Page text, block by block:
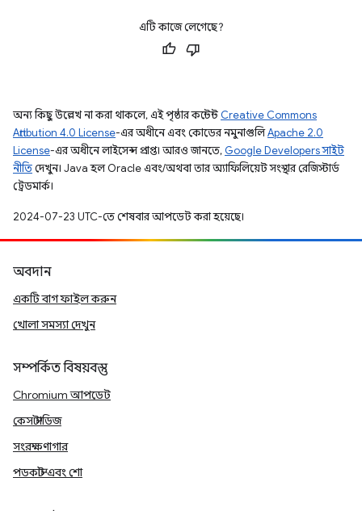
এটি কাজে লেগেছে?
অন্য কিছু উল্লেখ না করা থাকলে, এই পৃষ্ঠার কন্টেন্ট Creative Commons
Attribution 4.0 License-এর অধীনে এবং কোডের নমুনাগুলিApache 2.0
License-এর অধীনে লাইসেন্স প্রাপ্ত। আরও জানতে, Google Developers সাইট
নীতিদেখুন। Java হল Oracle এবং/অথবা তার অ্যাফিলিয়েট সংস্থার রেজিস্টার্ড
ট্রেডমার্ক।
2024-07-23 UTC-তে শেষবার আপডেট করা হয়েছে।
অবদান
একটি বাগ ফাইল করুন
খোলা সমস্যা দেখুন
সম্পর্কিত বিষয়বস্তু
Chromium আপডেট
কেস স্টাডিজ
সংরক্ষণাগার
পডকাস্ট এবং শো